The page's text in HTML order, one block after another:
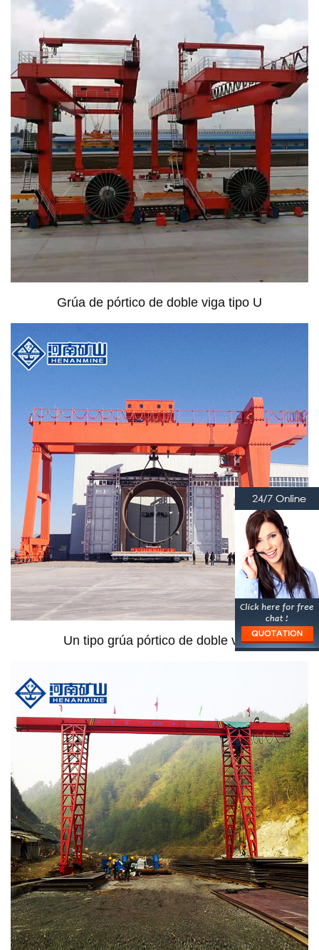
Grúa de pórtico de doble viga tipo U
Un tipo grúa pórtico de doble viga